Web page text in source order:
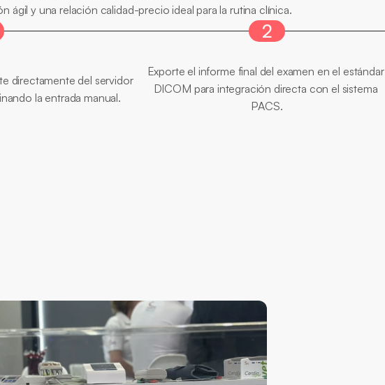
ágil y una relación calidad-precio ideal para la rutina clínica.
2
directamente del servidor
la entrada manual.
Exporte el informe final del examen en el estándar
DICOM para integración directa con el sistema
PACS.